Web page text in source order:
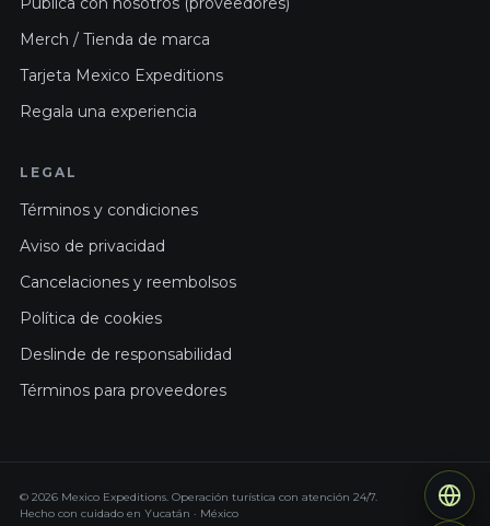
Merch / Tienda de marca
Tarjeta Mexico Expeditions
Regala una experiencia
LEGAL
Términos y condiciones
Aviso de privacidad
Cancelaciones y reembolsos
Política de cookies
Deslinde de responsabilidad
Términos para proveedores
© 2026 Mexico Expeditions. Operación turística con atención 24/7.
Hecho con cuidado en Yucatán · México